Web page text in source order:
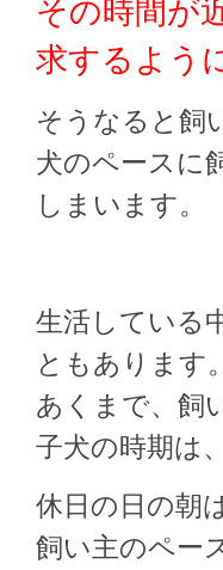
その時間が
求するよう
そうなると飼
犬のペースに
しまいます。
生活している
ともあります。
あくまで、飼
子犬の時期は
休日の日の朝
飼い主のペー